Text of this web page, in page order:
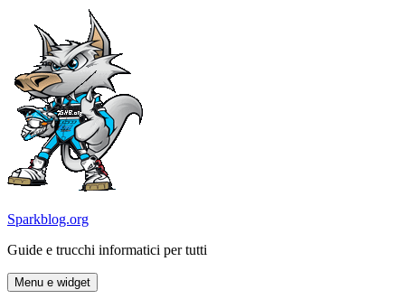
contenuto
Sparkblog.org
Guide e trucchi informatici per tutti
Menu e widget